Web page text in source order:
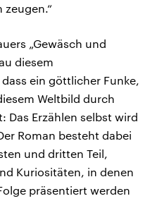
„Gewäsch und
diesem
ein göttlicher Funke,
Weltbild durch
Das Erzählen selbst wird
Roman besteht dabei
und dritten Teil,
Kuriositäten, in denen
präsentiert werden